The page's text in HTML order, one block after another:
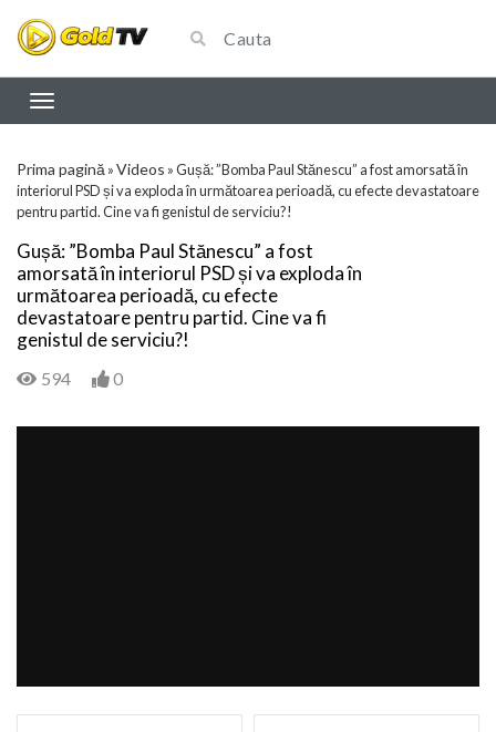
Prima pagină »Videos »Gușă: ”Bomba Paul Stănescu” a fost amorsată în
interiorul PSD și va exploda în următoarea perioadă, cu efecte devastatoare
pentru partid. Cine va fi genistul de serviciu?!
Gușă: ”Bomba Paul Stănescu” a fost
amorsată în interiorul PSD și va exploda în
următoarea perioadă, cu efecte
devastatoare pentru partid. Cine va fi
genistul de serviciu?!
594 0